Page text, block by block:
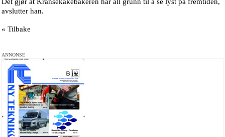
avslutter han.
« Tilbake
ANNONSE